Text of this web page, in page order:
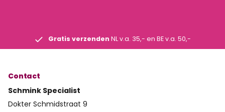
Gratis verzenden NL v.a. 35,- en BE v.a. 50,-
Contact
Schmink Specialist
Dokter Schmidstraat 9